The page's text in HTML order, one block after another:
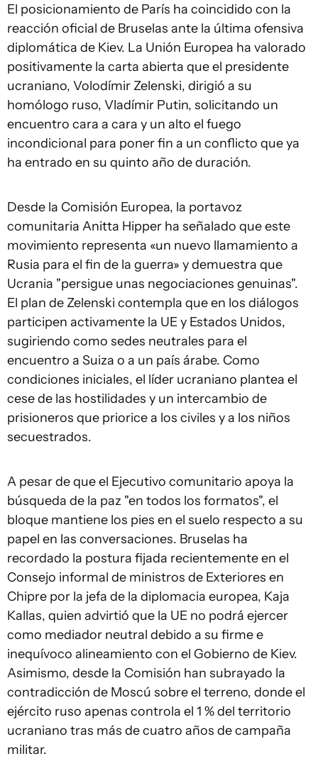
El posicionamiento de París ha coincidido con la
reacción oficial de Bruselas ante la última ofensiva
diplomática de Kiev. La Unión Europea ha valorado
positivamente la carta abierta que el presidente
ucraniano, Volodímir Zelenski, dirigió a su
homólogo ruso, Vladímir Putin, solicitando un
encuentro cara a cara y un alto el fuego
incondicional para poner fin a un conflicto que ya
ha entrado en su quinto año de duración.
Desde la Comisión Europea, la portavoz
comunitaria Anitta Hipper ha señalado que este
movimiento representa «un nuevo llamamiento a
Rusia para el fin de la guerra» y demuestra que
Ucrania "persigue unas negociaciones genuinas".
El plan de Zelenski contempla que en los diálogos
participen activamente la UE y Estados Unidos,
sugiriendo como sedes neutrales para el
encuentro a Suiza o a un país árabe. Como
condiciones iniciales, el líder ucraniano plantea el
cese de las hostilidades y un intercambio de
prisioneros que priorice a los civiles y a los niños
secuestrados.
A pesar de que el Ejecutivo comunitario apoya la
búsqueda de la paz "en todos los formatos", el
bloque mantiene los pies en el suelo respecto a su
papel en las conversaciones. Bruselas ha
recordado la postura fijada recientemente en el
Consejo informal de ministros de Exteriores en
Chipre por la jefa de la diplomacia europea, Kaja
Kallas, quien advirtió que la UE no podrá ejercer
como mediador neutral debido a su firme e
inequívoco alineamiento con el Gobierno de Kiev.
Asimismo, desde la Comisión han subrayado la
contradicción de Moscú sobre el terreno, donde el
ejército ruso apenas controla el 1 % del territorio
ucraniano tras más de cuatro años de campaña
militar.